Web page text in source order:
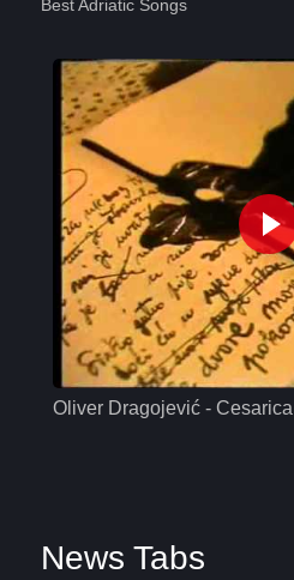
Best Adriatic Songs
Oliver Dragojević - Cesarica
News Tabs